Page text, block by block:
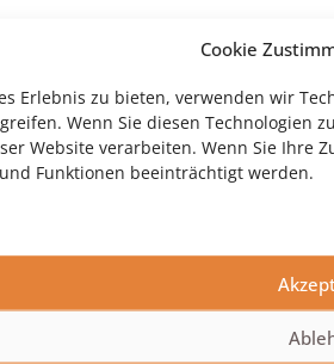
Cookie
Erlebnis zu bieten, verwenden wir
Wenn Sie diesen Technologien
Website verarbeiten. Wenn Sie Ihre
Funktionen beeinträchtigt werden.